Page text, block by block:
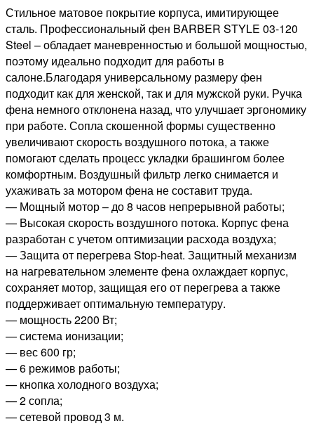
570гр,
2200Вт,
ионизация,
2
насадки,
провод
3м
Стильное матовое покрытие корпуса, имитирующее
сталь. Профессиональный фен BARBER STYLE 03-120
Steel – обладает маневренностью и большой мощностью,
поэтому идеально подходит для работы в
салоне.Благодаря универсальному размеру фен
подходит как для женской, так и для мужской руки. Ручка
фена немного отклонена назад, что улучшает эргономику
при работе. Сопла скошенной формы существенно
увеличивают скорость воздушного потока, а также
помогают сделать процесс укладки брашингом более
комфортным. Воздушный фильтр легко снимается и
ухаживать за мотором фена не составит труда.
— Мощный мотор – до 8 часов непрерывной работы;
— Высокая скорость воздушного потока. Корпус фена
разработан с учетом оптимизации расхода воздуха;
— Защита от перегрева Stop-heat. Защитный механизм
на нагревательном элементе фена охлаждает корпус,
сохраняет мотор, защищая его от перегрева а также
поддерживает оптимальную температуру.
— мощность 2200 Вт;
— система ионизации;
— вес 600 гр;
— 6 режимов работы;
— кнопка холодного воздуха;
— 2 сопла;
— сетевой провод 3 м.